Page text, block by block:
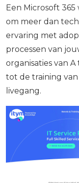
Een Microsoft
om meer dan
ervaring met
processen van
organisaties van
tot de training
livegang.